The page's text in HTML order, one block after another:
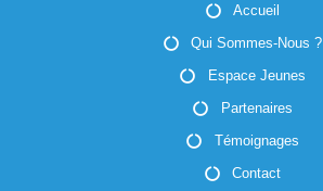
Accueil
Qui Sommes-Nous ?
Espace Jeunes
Partenaires
Témoignages
Contact